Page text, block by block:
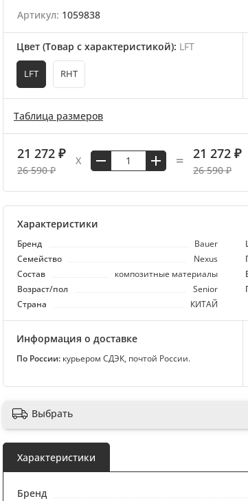
Артикул: 1059838
Цвет (Товар с характеристикой): LFT
LFT RHT
Таблица размеров
21 272 ₽
26 590 ₽
X = 21 272 ₽
26 590 ₽
Характеристики
Бренд Bauer
Семейство
Nexus
Состав
композитные материалы
Возраст/пол
Senior
Страна
КИТАЙ
Информация о доставке
По России: курьером СДЭК, почтой России.
Выбрать
Характеристики
Бренд